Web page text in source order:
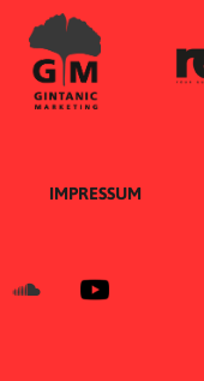
IMPRESSUM